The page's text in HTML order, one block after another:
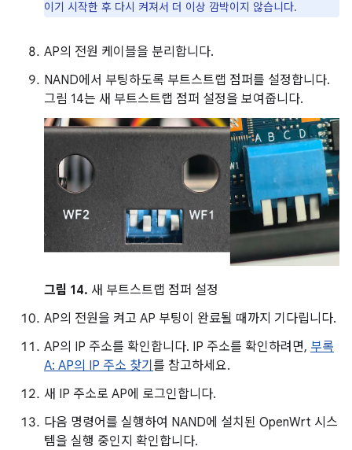
이기 시작한 후 다시 켜져서 더 이상 깜박이지 않습니다.
AP의 전원 케이블을 분리합니다.
NAND에서 부팅하도록 부트스트랩 점퍼를 설정합니다.
그림 14는 새 부트스트랩 점퍼 설정을 보여줍니다.
그림 14. 새 부트스트랩 점퍼 설정
AP의 전원을 켜고 AP 부팅이 완료될 때까지 기다립니다.
AP의 IP 주소를 확인합니다. IP 주소를 확인하려면, 부록
A: AP의 IP 주소 찾기 를 참고하세요.
새 IP 주소로 AP에 로그인합니다.
다음 명령어를 실행하여 NAND에 설치된 OpenWrt 시스
템을 실행 중인지 확인합니다.